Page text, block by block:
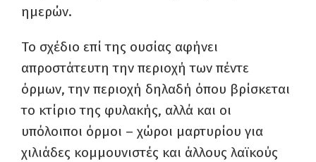
ημερών.
Το σχέδιο επί της ουσίας αφήνει
απροστάτευτη την περιοχή των πέντε
όρμων, την περιοχή δηλαδή όπου βρίσκεται
το κτίριο της φυλακής, αλλά και οι
υπόλοιποι όρμοι – χώροι μαρτυρίου για
χιλιάδες κομμουνιστές και άλλους λαϊκούς